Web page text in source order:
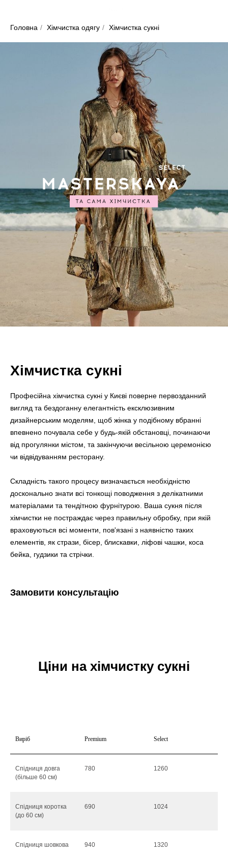
Головна / Хімчистка одягу / Хімчистка сукні
Хімчистка сукні
Професійна хімчистка сукні у Києві поверне первозданний
вигляд та бездоганну елегантність ексклюзивним
дизайнерським моделям, щоб жінка у подібному вбранні
впевнено почувала себе у будь-якій обстановці, починаючи
від прогулянки містом, та закінчуючи весільною церемонією
чи відвідуванням ресторану.
Складність такого процесу визначається необхідністю
досконально знати всі тонкощі поводження з делікатними
матеріалами та тендітною фурнітурою. Ваша сукня після
хімчистки не постраждає через правильну обробку, при якій
враховуються всі моменти, пов'язані з наявністю таких
елементів, як стрази, бісер, блискавки, ліфові чашки, коса
бейка, гудзики та стрічки.
Замовити консультацію
Ціни на хімчистку сукні
Виріб Premium Select
Спідниця довга
(більше 60 см)
780 1260
Спідниця коротка
(до 60 см)
690 1024
Спідниця шовкова 940 1320